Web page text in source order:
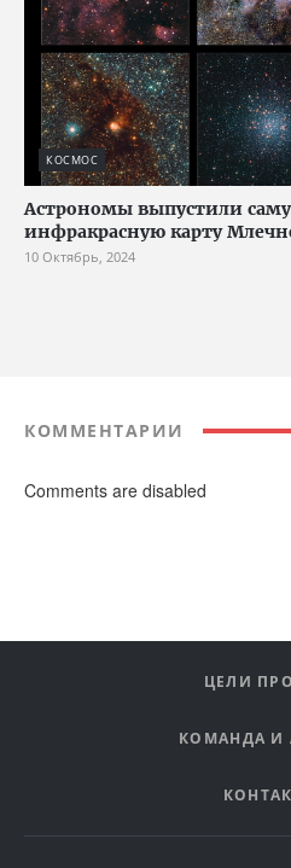
КОСМОС
Астрономы выпустили
инфракрасную карту
10 Октябрь, 2024
КОММЕНТАРИИ
Comments are disabled
ЦЕЛИ
КОМАНДА И